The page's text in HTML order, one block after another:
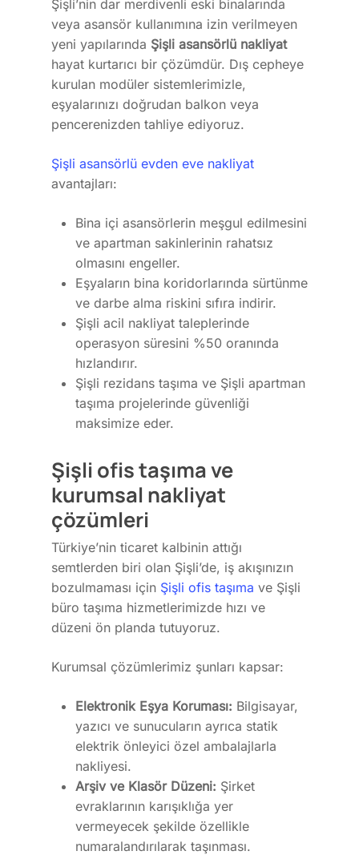
Şişli’nin dar merdivenli eski binalarında
veya asansör kullanımına izin verilmeyen
yeni yapılarında Şişli asansörlü nakliyat
hayat kurtarıcı bir çözümdür. Dış cepheye
kurulan modüler sistemlerimizle,
eşyalarınızı doğrudan balkon veya
pencerenizden tahliye ediyoruz.
Şişli asansörlü evden eve nakliyat
avantajları:
Bina içi asansörlerin meşgul edilmesini
ve apartman sakinlerinin rahatsız
olmasını engeller.
Eşyaların bina koridorlarında sürtünme
ve darbe alma riskini sıfıra indirir.
Şişli acil nakliyat taleplerinde
operasyon süresini %50 oranında
hızlandırır.
Şişli rezidans taşıma ve Şişli apartman
taşıma projelerinde güvenliği
maksimize eder.
Şişli ofis taşıma ve
kurumsal nakliyat
çözümleri
Türkiye’nin ticaret kalbinin attığı
semtlerden biri olan Şişli’de, iş akışınızın
bozulmaması için Şişli ofis taşıma ve Şişli
büro taşıma hizmetlerimizde hızı ve
düzeni ön planda tutuyoruz.
Kurumsal çözümlerimiz şunları kapsar:
Elektronik Eşya Koruması: Bilgisayar,
yazıcı ve sunucuların ayrıca statik
elektrik önleyici özel ambalajlarla
nakliyesi.
Arşiv ve Klasör Düzeni: Şirket
evraklarının karışıklığa yer
vermeyecek şekilde özellikle
numaralandırılarak taşınması.